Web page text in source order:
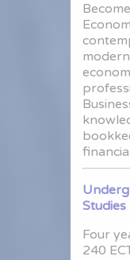
Studies
Four
240